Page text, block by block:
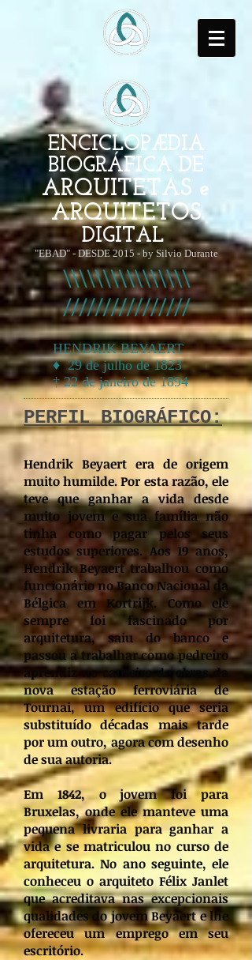
ENCICLOPÆDIA
BIOGRÁFICA DE
ARQUITETAS e
ARQUITETOS
DIGITAL
"EBAD" - DESDE 2015 - by Silvio Durante
HENDRIK BEYAERT
♦ 29 de julho de 1823
† 22 de janeiro de 1894
PERFIL BIOGRÁFICO:
Hendrik Beyaert era de origem
muito humilde. Por esta razão, ele
teve que ganhar a vida desde
muito jovem e sua família não
tinha como pagar pelos seus
estudos superiores. Aos 19 anos,
Hendrik Beyaert trabalhou como
funcionário no Banco Nacional da
Bélgica em Kortrijk. Como ele
sempre foi fascinado por
arquitetura, saiu do banco e
passou a trabalhar como pedreiro
aprendiz no canteiro de obras da
nova estação ferroviária de
Tournai, um edifício que seria
substituído décadas mais tarde
por um outro, agora com desenho
de sua autoria.
Em 1842, o jovem foi para
Bruxelas, onde ele manteve uma
pequena livraria para ganhar a
vida e se matriculou no curso de
arquitetura. No ano seguinte, ele
conheceu o arquiteto Félix Janlet
que acreditava nas excepcionais
qualidades do jovem Beyaert e lhe
ofereceu um emprego em seu
escritório.